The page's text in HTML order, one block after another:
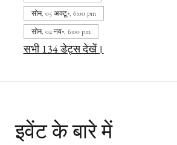
सोम, 05 अक्टू॰, 6:00 pm
सोम, 02 नव॰, 6:00 pm
सभी 134 डेट्स देखें।
इवेंट के बारे में